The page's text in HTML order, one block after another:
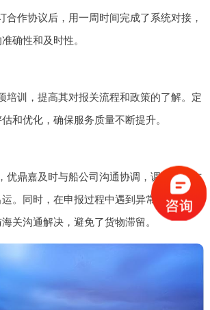
合作协议后，用一周时间完成了系统对接，
确性和及时性。
培训，提高其对报关流程和政策的了解。定
和优化，确保服务质量不断提升。
优鼎嘉及时与船公司沟通协调，调整运输方
。同时，在申报过程中遇到异常情况，关
关沟通解决，避免了货物滞留。